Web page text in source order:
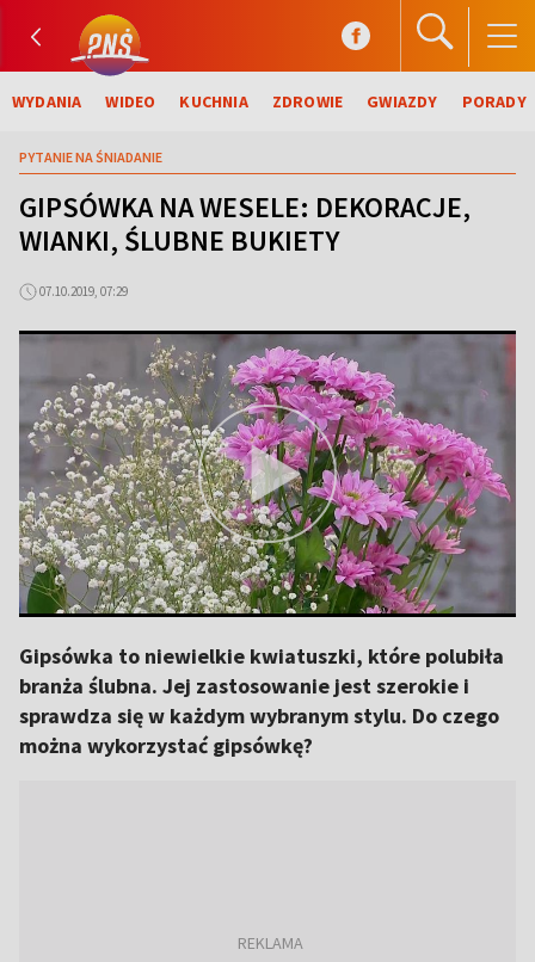
WYDANIA WIDEO KUCHNIA ZDROWIE GWIAZDY PORADY
PYTANIE NA ŚNIADANIE
GIPSÓWKA NA WESELE: DEKORACJE,
WIANKI, ŚLUBNE BUKIETY
07.10.2019, 07:29
Gipsówka to niewielkie kwiatuszki, które polubiła
branża ślubna. Jej zastosowanie jest szerokie i
sprawdza się w każdym wybranym stylu. Do czego
można wykorzystać gipsówkę?